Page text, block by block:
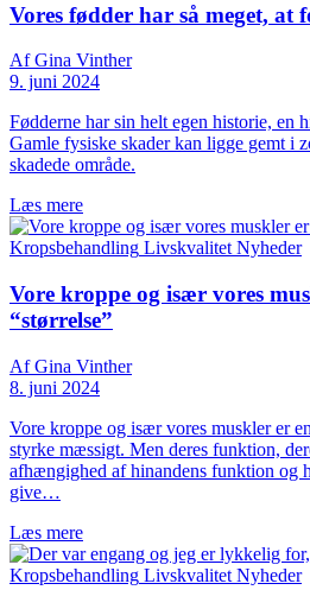
Vores fødder har så meget, at
Af Gina Vinther
9. juni 2024
Fødderne har sin helt egen historie, en
Gamle fysiske skader kan ligge gemt i
skadede område.
Læs mere
Kropsbehandling Livskvalitet Nyheder
Vore kroppe og især vores
“størrelse”
Af Gina Vinther
8. juni 2024
Vore kroppe og især vores muskler er
styrke mæssigt. Men deres funktion,
afhængighed af hinandens funktion og
give…
Læs mere
Kropsbehandling Livskvalitet Nyheder